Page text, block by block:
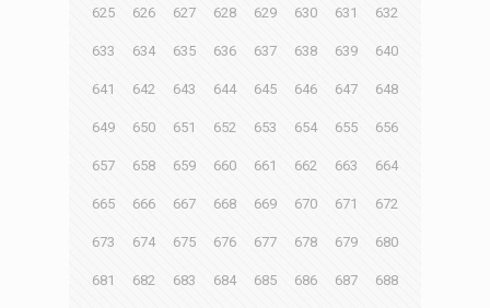
625 626 627 628 629 630 631 632
633 634 635 636 637 638 639 640
641 642 643 644 645 646 647 648
649 650 651 652 653 654 655 656
657 658 659 660 661 662 663 664
665 666 667 668 669 670 671 672
673 674 675 676 677 678 679 680
681 682 683 684 685 686 687 688